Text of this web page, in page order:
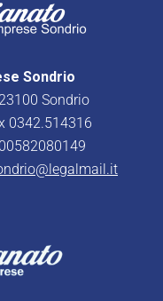
Sondrio
Sondrio
0342.514316